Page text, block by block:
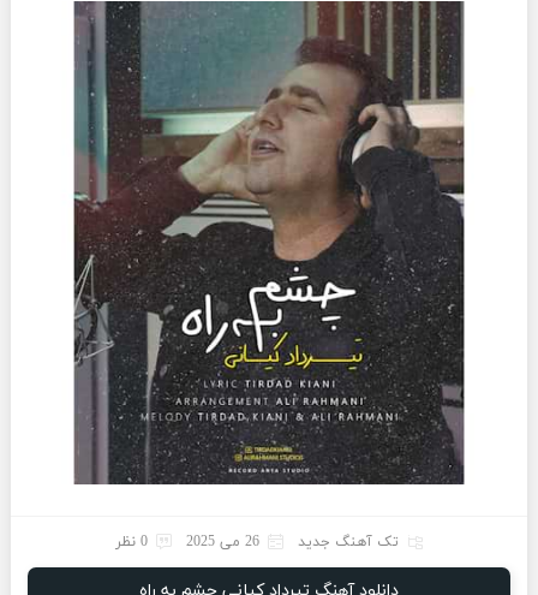
تک آهنگ جدید 26 می 2025 0 نظر